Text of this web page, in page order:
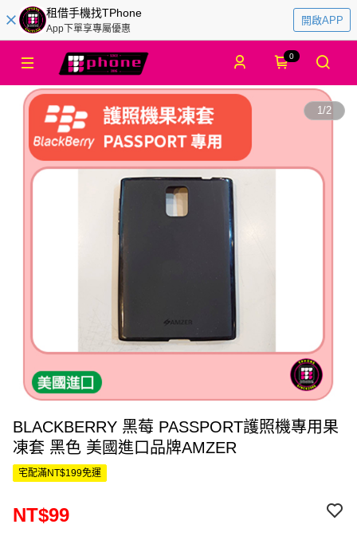
租借手機找TPhone
App下單享專屬優惠
開啟APP
0
1/2
BLACKBERRY 黑莓 PASSPORT護照機專用果
凍套 黑色 美國進口品牌AMZER
宅配滿NT$199免運
NT$99